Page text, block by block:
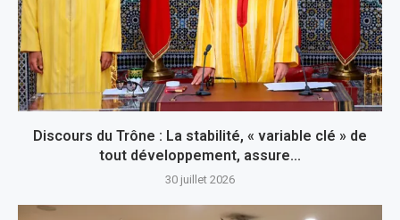
Discours du Trône : La stabilité, « variable clé » de
tout développement, assure...
30 juillet 2026